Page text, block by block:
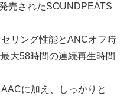
売されたSOUNDPEATS
リング性能とANCオフ時
大58時間の連続再生時間
に加え、しっかりと